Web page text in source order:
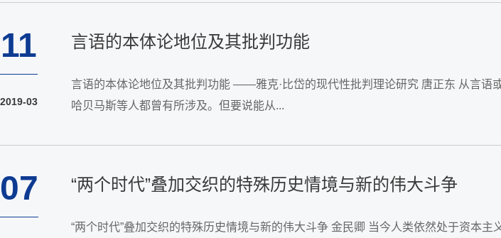
11
2019-03
言语的本体论地位及其批判功能
言语的本体论地位及其批判功能 ——雅克·比岱的现代性批判理论研究 唐正东 从言
哈贝马斯等人都曾有所涉及。但要说能从...
07 “两个时代”叠加交织的特殊历史情境与新的伟大斗争
“两个时代”叠加交织的特殊历史情境与新的伟大斗争 金民卿 当今人类依然处于资本